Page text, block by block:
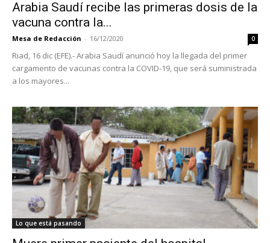
Arabia Saudí recibe las primeras dosis de la
vacuna contra la...
Mesa de Redacción - 16/12/2020 0
Riad, 16 dic (EFE).- Arabia Saudí anunció hoy la llegada del primer
cargamento de vacunas contra la COVID-19, que será suministrada
a los mayores...
Lo que está pasando